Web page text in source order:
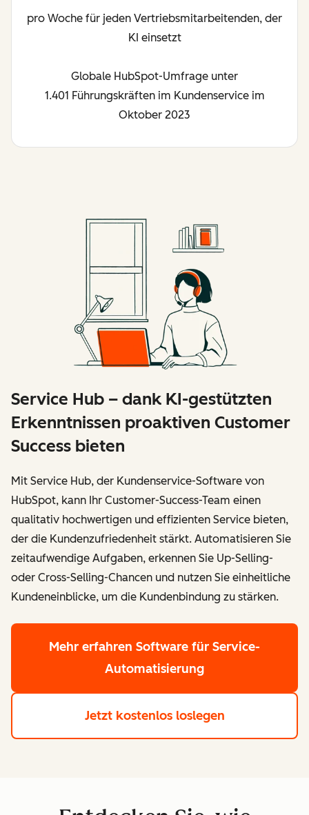
pro Woche für jeden Vertriebsmitarbeitenden, der
KI einsetzt
Globale HubSpot-Umfrage unter
1.401 Führungskräften im Kundenservice im
Oktober 2023
Service Hub – dank KI-gestützten
Erkenntnissen proaktiven Customer
Success bieten
Mit Service Hub, der Kundenservice-Software von
HubSpot, kann Ihr Customer-Success-Team einen
qualitativ hochwertigen und effizienten Service bieten,
der die Kundenzufriedenheit stärkt. Automatisieren Sie
zeitaufwendige Aufgaben, erkennen Sie Up-Selling-
oder Cross-Selling-Chancen und nutzen Sie einheitliche
Kundeneinblicke, um die Kundenbindung zu stärken.
Mehr erfahren Software für Service-
Automatisierung
Jetzt kostenlos loslegen